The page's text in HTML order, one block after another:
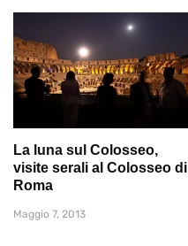
La luna sul Colosseo,
visite serali al Colosseo di
Roma
Maggio 7, 2013